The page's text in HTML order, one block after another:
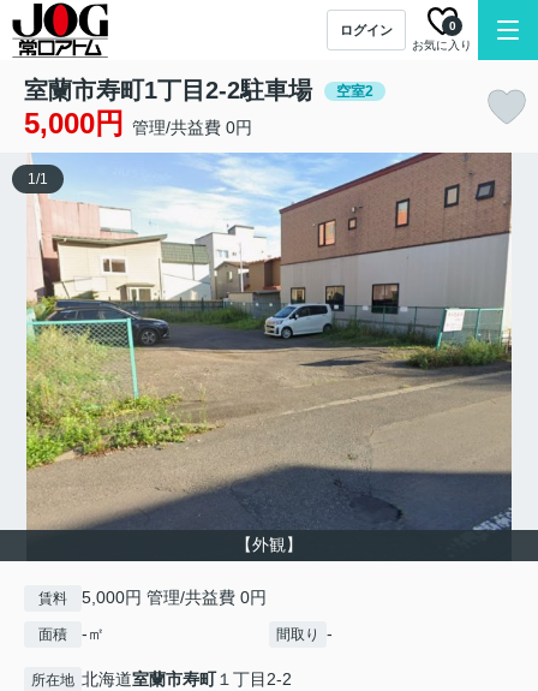
ログイン
お気に入り
0
室蘭市寿町1丁目2-2駐車場 空室2
5,000円 管理/共益費 0円
【外観】
1/1
賃料 5,000円 管理/共益費 0円
面積 -㎡ 間取り -
所在地 北海道室蘭市寿町１丁目2-2